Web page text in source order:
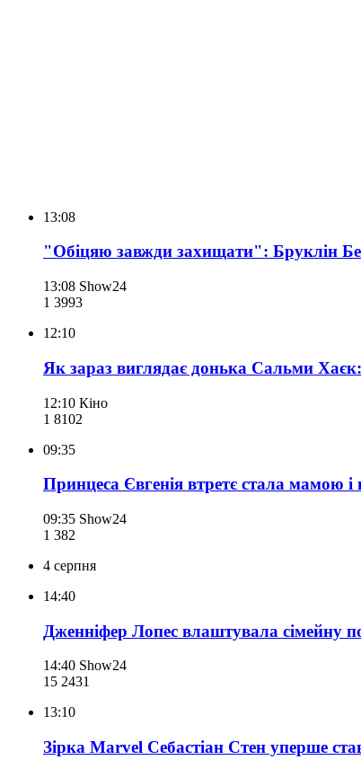
13:08
"Обіцяю завжди захищати": Бруклін
13:08 Show24
1 3993
12:10
Як зараз виглядає донька Сальми
12:10 Кіно
1 8102
09:35
Принцеса Євгенія втретє стала мамою
09:35 Show24
1 382
4 серпня
14:40
Дженніфер Лопес влаштувала сімейну
14:40 Show24
15 2431
13:10
Зірка Marvel Себастіан Стен уперше